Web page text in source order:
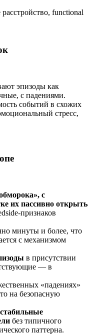
functional
эпизоды как
с падениями.
событий в схожих
стресс,
с
их пассивно открыть
признаков
минуты и более, что
с механизмом
в присутствии
— в
«падениях»
на безопасную
стабильные
без типичного
паттерна.